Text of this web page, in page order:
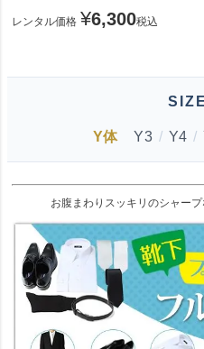
レンタル価格 ¥6,300税込
Y体 Y3 / Y4 /
お腹まわりスッキリのシャー